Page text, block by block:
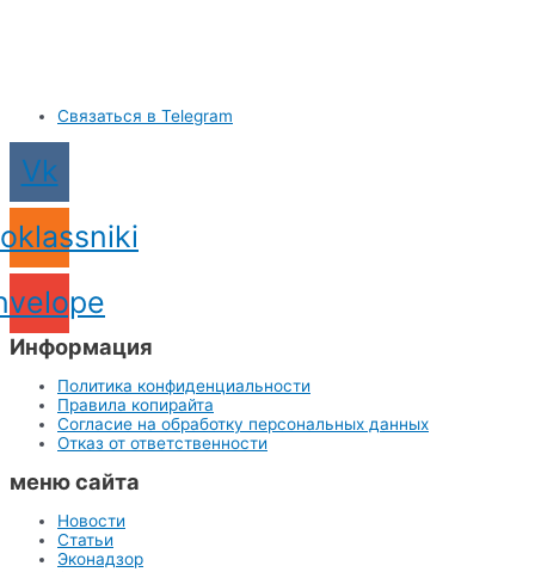
Связаться в Telegram
Vk
Информация
Политика конфиденциальности
Правила копирайта
Согласие на обработку персональных данных
Отказ от ответственности
меню сайта
Новости
Статьи
Эконадзор